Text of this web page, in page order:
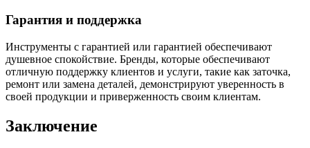
Гарантия и поддержка
Инструменты с гарантией или гарантией обеспечивают
душевное спокойствие. Бренды, которые обеспечивают
отличную поддержку клиентов и услуги, такие как заточка,
ремонт или замена деталей, демонстрируют уверенность в
своей продукции и приверженность своим клиентам.
Заключение